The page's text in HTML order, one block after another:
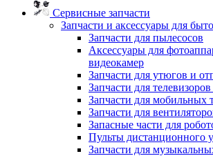
Сервисные запчасти
Запчасти и аксессуары для
Запчасти для пылесосов
Аксессуары для
видеокамер
Запчасти для утюгов и
Запчасти для
Запчасти для мобильных
Запчасти для
Запасные части для
Пульты дистанционного
Запчасти для